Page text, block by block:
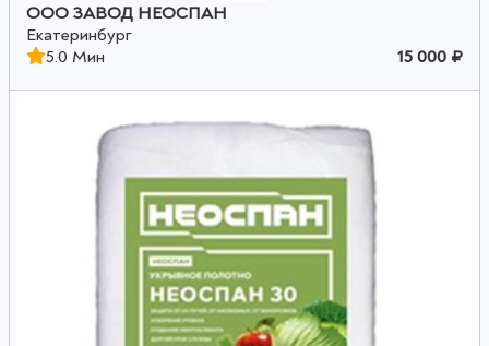
ООО ЗАВОД НЕОСПАН
Екатеринбург
5.0 Мин
15 000 ₽